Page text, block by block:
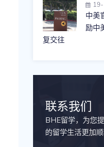
中美
励中
复交往
联系我们
BHE留学，为您
的留学生活更加顺